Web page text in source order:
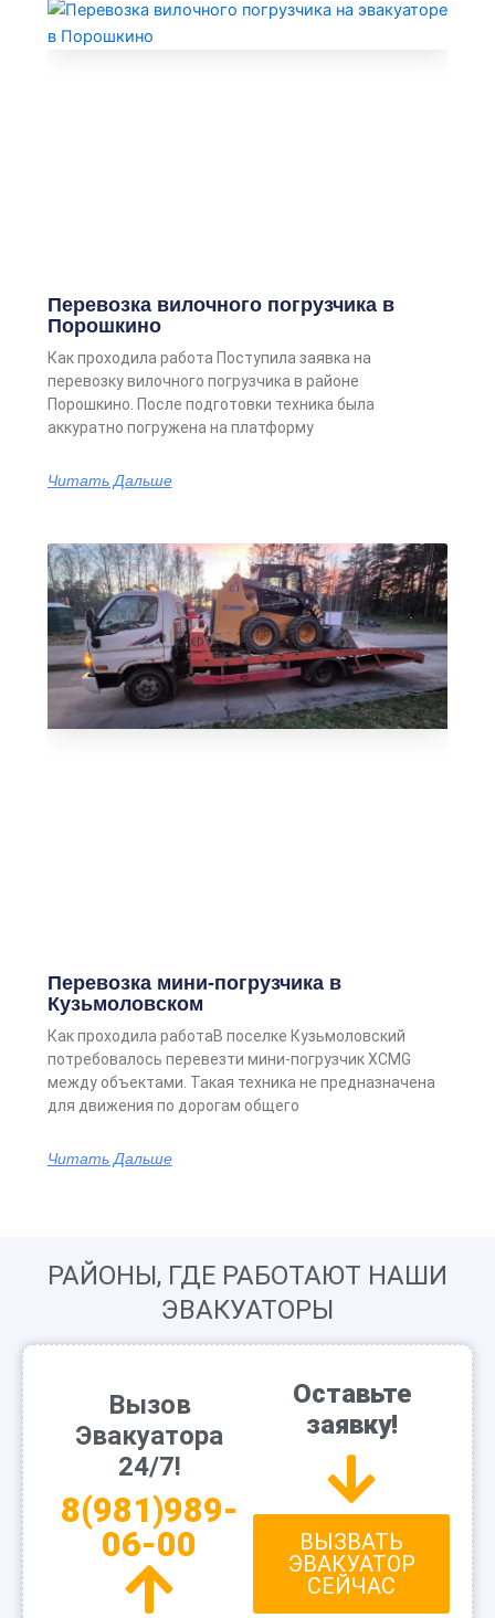
Перевозка вилочного погрузчика в
Порошкино
Как проходила работа Поступила заявка на
перевозку вилочного погрузчика в районе
Порошкино. После подготовки техника была
аккуратно погружена на платформу
Читать Дальше
Перевозка мини-погрузчика в
Кузьмоловском
Как проходила работаВ поселке Кузьмоловский
потребовалось перевезти мини-погрузчик XCMG
между объектами. Такая техника не предназначена
для движения по дорогам общего
Читать Дальше
РАЙОНЫ, ГДЕ РАБОТАЮТ НАШИ
ЭВАКУАТОРЫ
Вызов
Эвакуатора
24/7!
8(981)989-
06-00
Оставьте
заявку!
ВЫЗВАТЬ
ЭВАКУАТОР
СЕЙЧАС